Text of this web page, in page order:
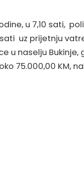
u 7,10 sati,
uz prijetnju
u naselju
75.000,00 KM,